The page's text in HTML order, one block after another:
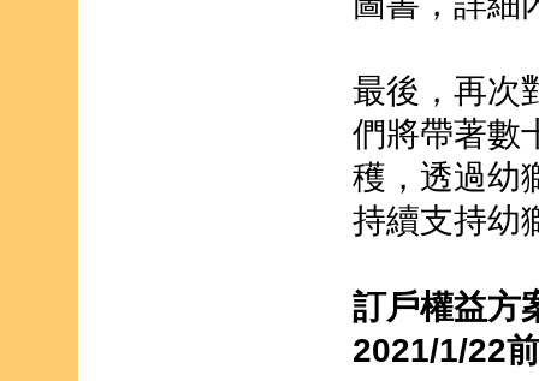
最後，再次
們將帶著數
穫，透過幼
持續支持幼
訂戶權益方
2021/1/22